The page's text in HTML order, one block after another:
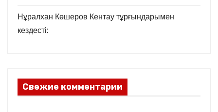
Нұралхан Көшеров Кентау тұрғындарымен
кездесті:
Свежие комментарии